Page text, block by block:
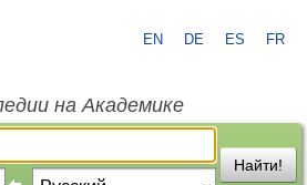
EN DE ES FR
на Академике
Найти!